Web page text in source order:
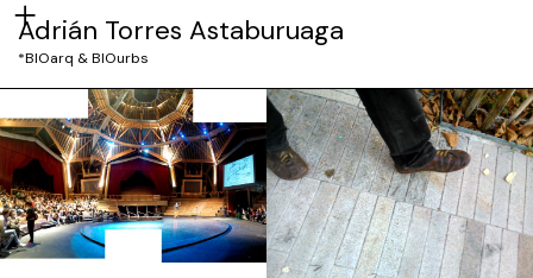
Adrián Torres Astaburuaga
*BIOarq & BIOurbs